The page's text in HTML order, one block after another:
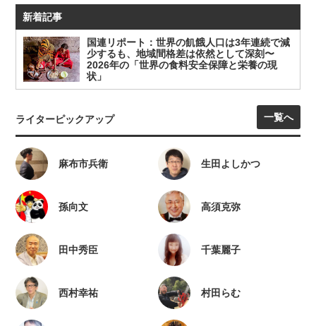
新着記事
国連リポート：世界の飢餓人口は3年連続で減
少するも、地域間格差は依然として深刻〜
2026年の「世界の食料安全保障と栄養の現
状」
ライターピックアップ 一覧へ
麻布市兵衛 生田よしかつ
孫向文 高須克弥
田中秀臣 千葉麗子
西村幸祐 村田らむ